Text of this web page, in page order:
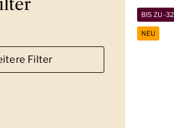
Filter
BIS ZU -
NEU